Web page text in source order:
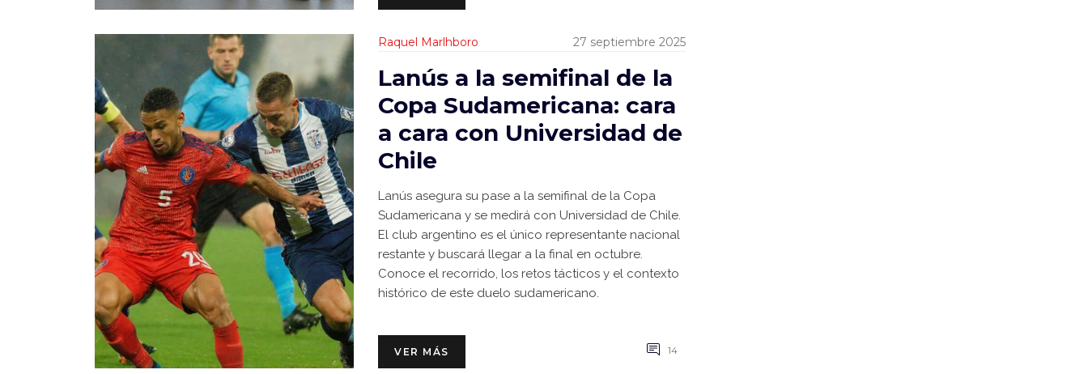
Raquel Marlhboro 27 septiembre 2025
Lanús a la semifinal de la
Copa Sudamericana: cara
a cara con Universidad de
Chile
Lanús asegura su pase a la semifinal de la Copa
Sudamericana y se medirá con Universidad de Chile.
El club argentino es el único representante nacional
restante y buscará llegar a la final en octubre.
Conoce el recorrido, los retos tácticos y el contexto
histórico de este duelo sudamericano.
VER MÁS 14